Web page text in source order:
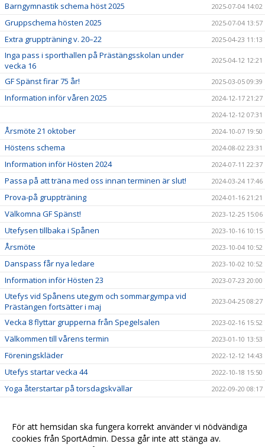
Barngymnastik schema höst 2025 2025-07-04 14:02
Gruppschema hösten 2025 2025-07-04 13:57
Extra gruppträning v. 20–22 2025-04-23 11:13
Inga pass i sporthallen på Prästängsskolan under
vecka 16
2025-04-12 12:21
GF Spänst firar 75 år! 2025-03-05 09:39
Information inför våren 2025
2024-12-17 21:27
2024-12-12 07:31
Årsmöte 21 oktober 2024-10-07 19:50
Höstens schema 2024-08-02 23:31
Information inför Hösten 2024 2024-07-11 22:37
Passa på att träna med oss innan terminen är slut! 2024-03-24 17:46
Prova-på gruppträning 2024-01-16 21:21
Välkomna GF Spänst! 2023-12-25 15:06
Utefysen tillbaka i Spånen 2023-10-16 10:15
Årsmöte 2023-10-04 10:52
Danspass får nya ledare 2023-10-02 10:52
Information inför Hösten 23 2023-07-23 20:00
Utefys vid Spånens utegym och sommargympa vid
Prästängen fortsätter i maj
2023-04-25 08:27
Vecka 8 flyttar grupperna från Spegelsalen 2023-02-16 15:52
Välkommen till vårens termin 2023-01-10 13:53
Föreningskläder 2022-12-12 14:43
Utefys startar vecka 44 2022-10-18 15:50
Yoga återstartar på torsdagskvällar
2022-09-20 08:17
SCHEMA + ANMÄLAN 2022-07-09 17:20
Nya betalningsmetoder 2021-10-07 08:10
För att hemsidan ska fungera korrekt använder vi nödvändiga
cookies från SportAdmin. Dessa går inte att stänga av.